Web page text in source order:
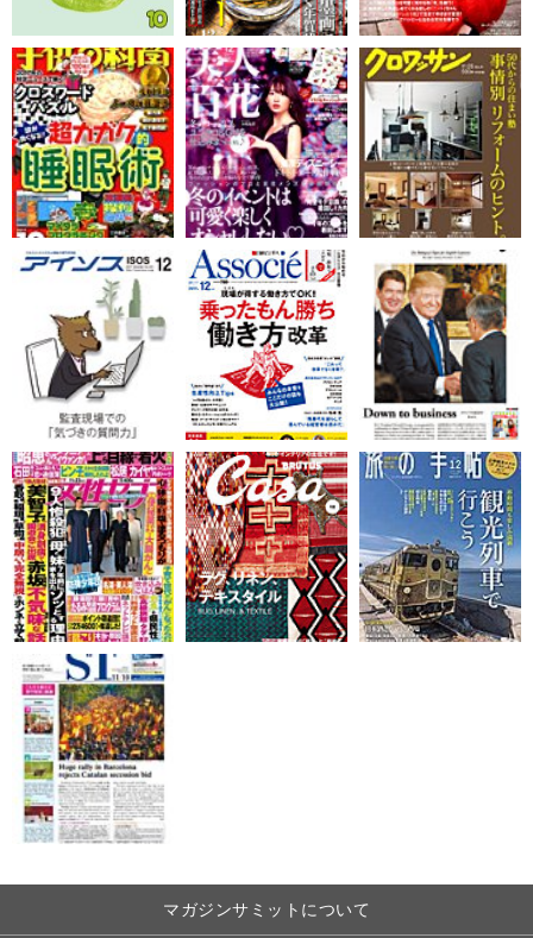
マガジンサミットについて